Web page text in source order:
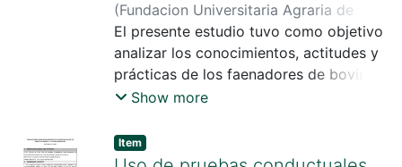
(Fundacion Universitaria Agraria de
Colombia,2024)López Gómez, Natalia
Alexandra
El presente estudio tuvo como objetivo
analizar los conocimientos, actitudes y
prácticas de los faenadores de bovinos
en el proceso de pre-sacrificio en el
mediante una metodología mixta que
combinó técnicas de recolección de
Show more
Item